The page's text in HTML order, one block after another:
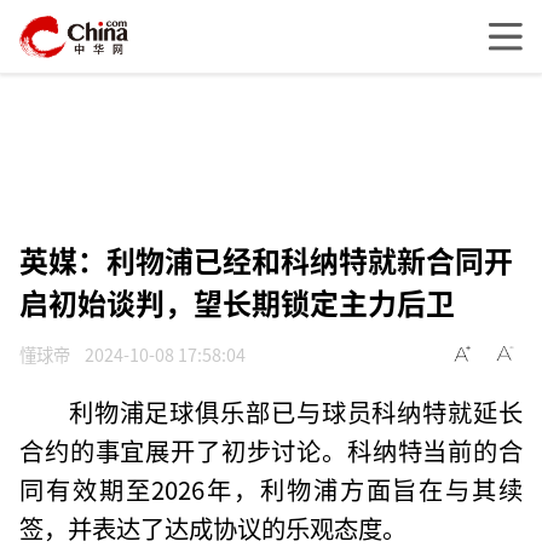
英媒：利物浦已经和科纳特就新合同开
启初始谈判，望长期锁定主力后卫
懂球帝 2024-10-08 17:58:04
利物浦足球俱乐部已与球员科纳特就延长
合约的事宜展开了初步讨论。科纳特当前的合
同有效期至2026年，利物浦方面旨在与其续
签，并表达了达成协议的乐观态度。